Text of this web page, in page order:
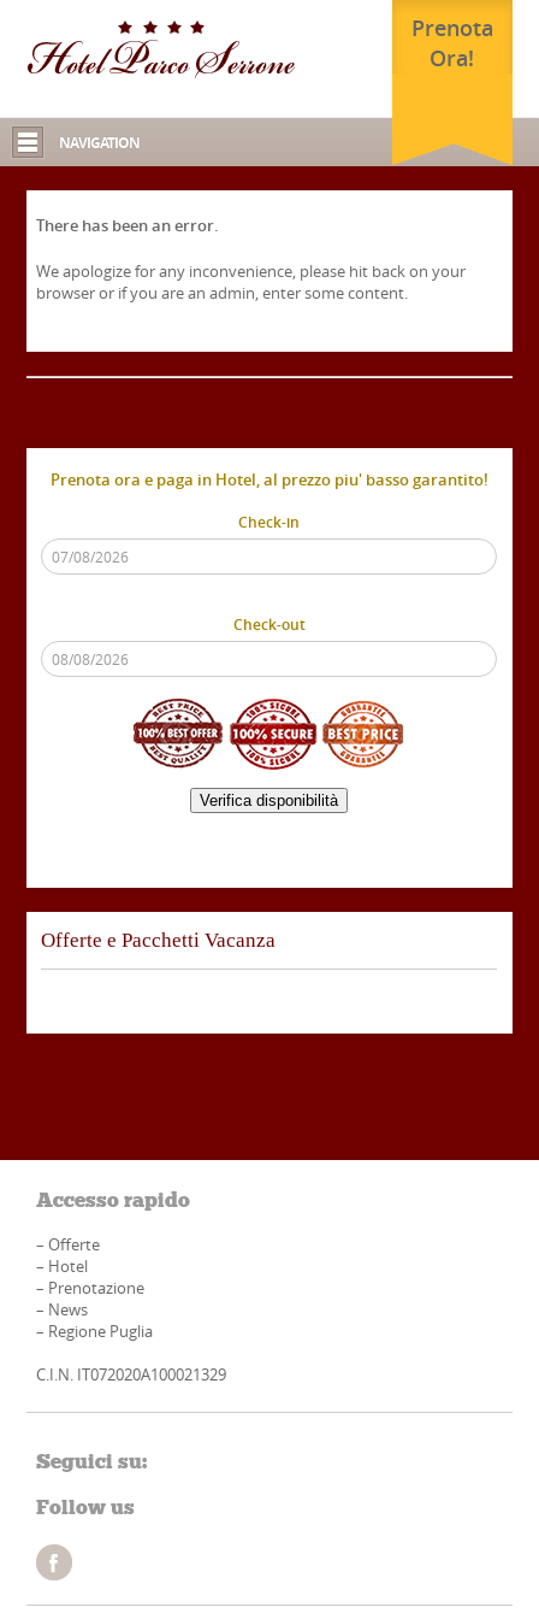
Prenota
Ora!
NAVIGATION
There has been an error.
We apologize for any inconvenience, please hit back on your
browser or if you are an admin, enter some content.
Prenota ora e paga in Hotel, al prezzo piu' basso garantito!
Check-in
Check-out
Verifica disponibilità
Offerte e Pacchetti Vacanza
Accesso rapido
–Offerte
– Hotel
– Prenotazione
– News
– Regione Puglia
C.I.N. IT072020A100021329
Seguici su:
Follow us